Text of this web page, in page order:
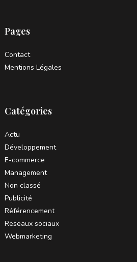
Pages
Contact
Mentions Légales
Catégories
Actu
Développement
E-commerce
Management
Non classé
Publicité
Référencement
Reseaux sociaux
Webmarketing